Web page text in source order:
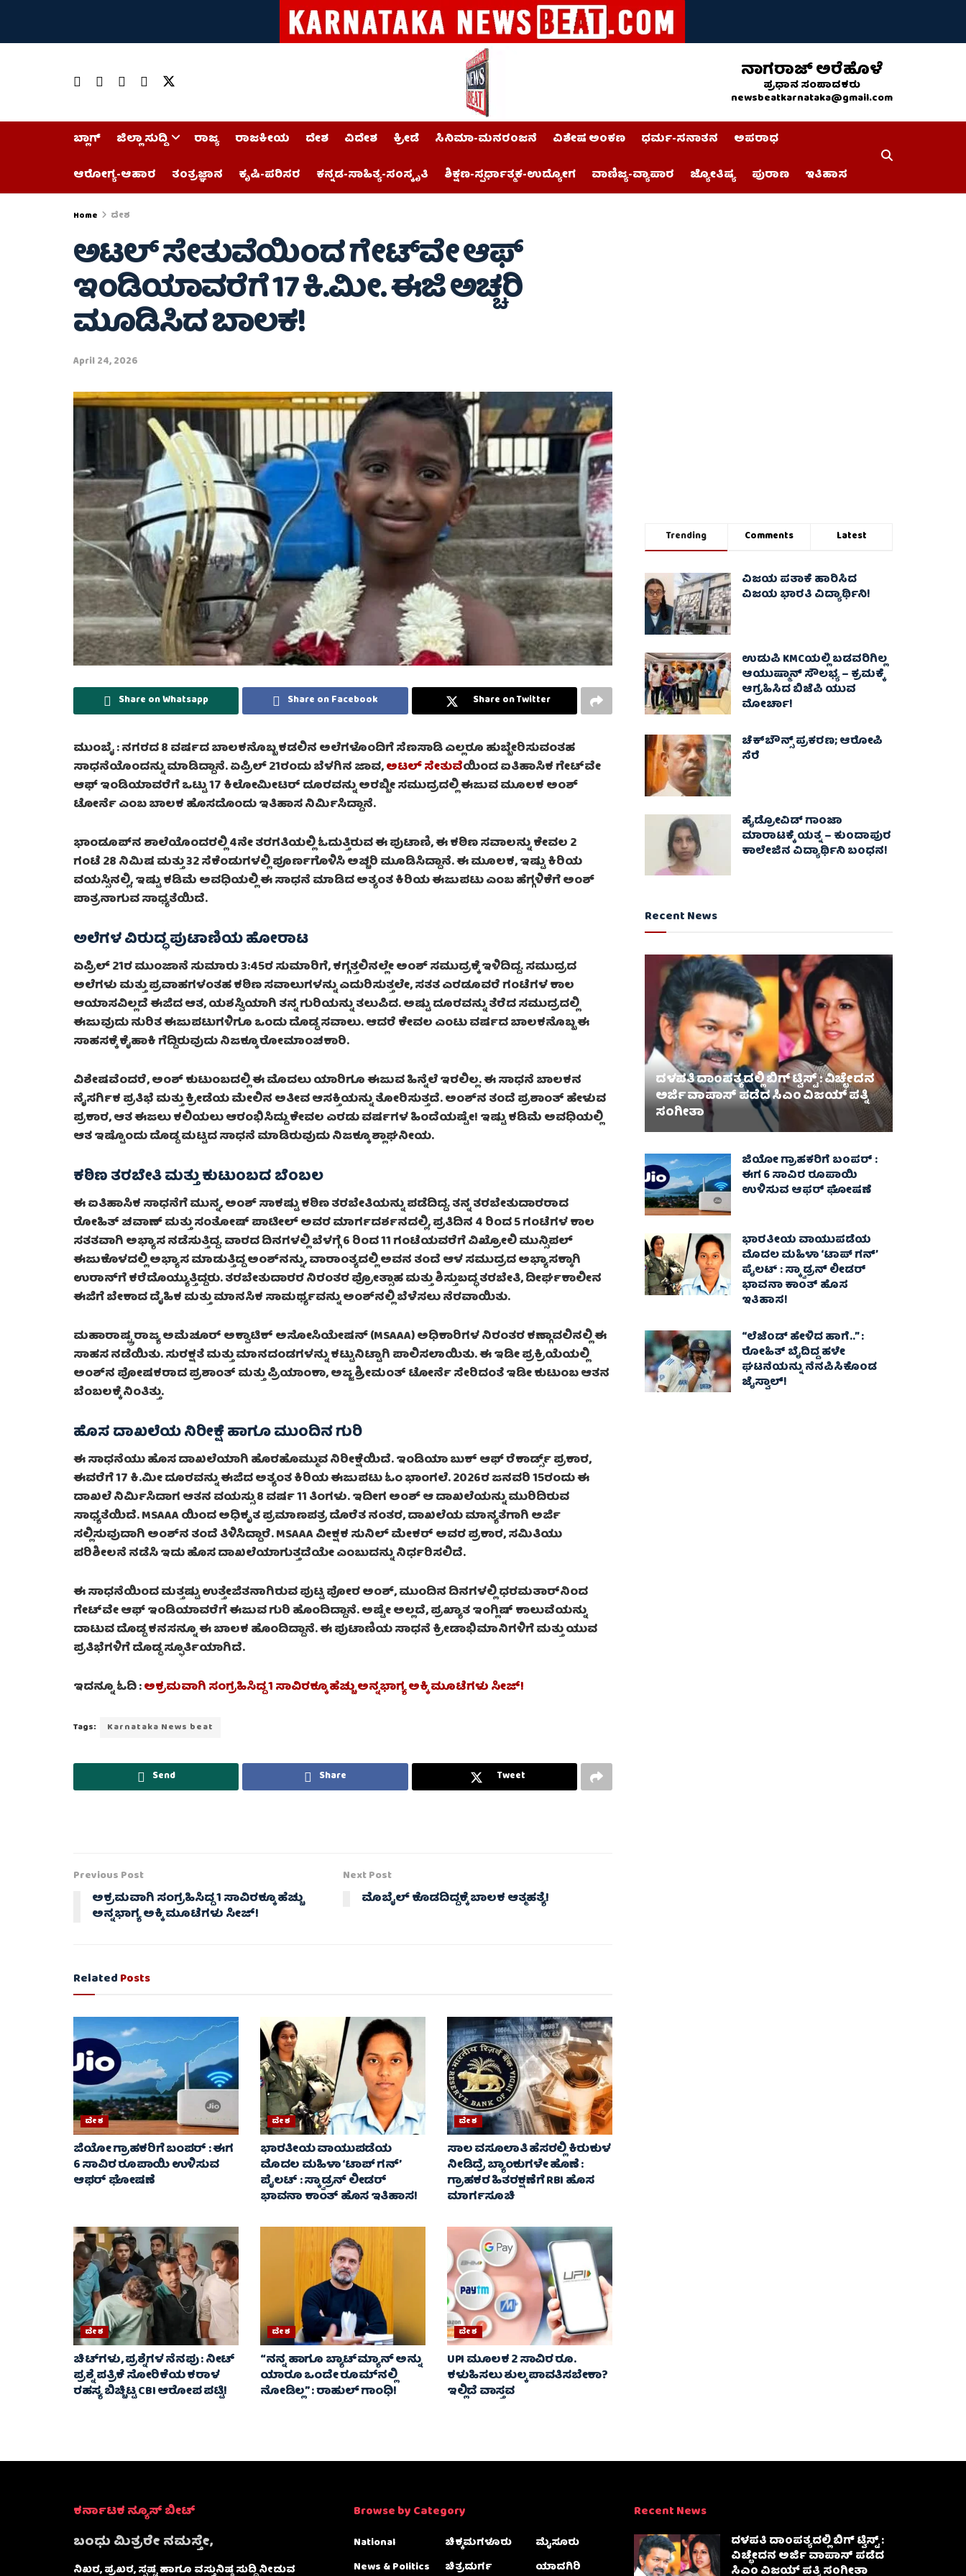
ನಾಗರಾಜ್ ಅರೆಹೊಳೆ
ಪ್ರಧಾನ ಸಂಪಾದಕರು
newsbeatkarnataka@gmail.com
ಬ್ಲಾಗ್ ಜಿಲ್ಲಾ ಸುದ್ದಿ ರಾಜ್ಯ ರಾಜಕೀಯ ದೇಶ ವಿದೇಶ ಕ್ರೀಡೆ ಸಿನಿಮಾ-ಮನರಂಜನೆ ವಿಶೇಷ ಅಂಕಣ ಧರ್ಮ-ಸನಾತನ
ಅಪರಾಧ
ಆರೋಗ್ಯ-ಆಹಾರ
ತಂತ್ರಜ್ಞಾನ ಕೃಷಿ-ಪರಿಸರ ಕನ್ನಡ-ಸಾಹಿತ್ಯ-ಸಂಸ್ಕೃತಿ ಶಿಕ್ಷಣ-ಸ್ಪರ್ಧಾತ್ಮಕ-ಉದ್ಯೋಗ ವಾಣಿಜ್ಯ-ವ್ಯಾಪಾರ ಜ್ಯೋತಿಷ್ಯ ಪುರಾಣ ಇತಿಹಾಸ
Home ದೇಶ
ಅಟಲ್ ಸೇತುವೆಯಿಂದ ಗೇಟ್‌ವೇ ಆಫ್
ಇಂಡಿಯಾವರೆಗೆ 17 ಕಿ.ಮೀ. ಈಜಿ ಅಚ್ಚರಿ
ಮೂಡಿಸಿದ ಬಾಲಕ!
April 24, 2026
Share on Whatsapp Share on Facebook Share on Twitter
ಮುಂಬೈ :ನಗರದ 8 ವರ್ಷದ ಬಾಲಕನೊಬ್ಬ ಕಡಲಿನ ಅಲೆಗಳೊಂದಿಗೆ ಸೆಣಸಾಡಿ ಎಲ್ಲರೂ ಹುಬ್ಬೇರಿಸುವಂತಹ
ಸಾಧನೆಯೊಂದನ್ನು ಮಾಡಿದ್ದಾನೆ. ಏಪ್ರಿಲ್ 21ರಂದು ಬೆಳಗಿನ ಜಾವ,ಅಟಲ್ ಸೇತುವೆಯಿಂದ ಐತಿಹಾಸಿಕ ಗೇಟ್‌ವೇ
ಆಫ್ ಇಂಡಿಯಾವರೆಗೆ ಒಟ್ಟು 17 ಕಿಲೋಮೀಟರ್ ದೂರವನ್ನು ಅರಬ್ಬೀ ಸಮುದ್ರದಲ್ಲಿ ಈಜುವ ಮೂಲಕ ಅಂಶ್
ಟೋರ್ನೆ ಎಂಬ ಬಾಲಕ ಹೊಸದೊಂದು ಇತಿಹಾಸ ನಿರ್ಮಿಸಿದ್ದಾನೆ.
ಭಾಂಡೂಪ್‌ನ ಶಾಲೆಯೊಂದರಲ್ಲಿ 4ನೇ ತರಗತಿಯಲ್ಲಿ ಓದುತ್ತಿರುವ ಈ ಪುಟಾಣಿ, ಈ ಕಠಿಣ ಸವಾಲನ್ನು ಕೇವಲ 2
ಗಂಟೆ 28 ನಿಮಿಷ ಮತ್ತು 32 ಸೆಕೆಂಡುಗಳಲ್ಲಿ ಪೂರ್ಣಗೊಳಿಸಿ ಅಚ್ಚರಿ ಮೂಡಿಸಿದ್ದಾನೆ. ಈ ಮೂಲಕ, ಇಷ್ಟು ಕಿರಿಯ
ವಯಸ್ಸಿನಲ್ಲಿ, ಇಷ್ಟು ಕಡಿಮೆ ಅವಧಿಯಲ್ಲಿ ಈ ಸಾಧನೆ ಮಾಡಿದ ಅತ್ಯಂತ ಕಿರಿಯ ಈಜುಪಟು ಎಂಬ ಹೆಗ್ಗಳಿಕೆಗೆ ಅಂಶ್
ಪಾತ್ರನಾಗುವ ಸಾಧ್ಯತೆಯಿದೆ.
ಅಲೆಗಳ ವಿರುದ್ಧ ಪುಟಾಣಿಯ ಹೋರಾಟ
ಏಪ್ರಿಲ್ 21ರ ಮುಂಜಾನೆ ಸುಮಾರು 3:45ರ ಸುಮಾರಿಗೆ, ಕಗ್ಗತ್ತಲಿನಲ್ಲೇ ಅಂಶ್ ಸಮುದ್ರಕ್ಕೆ ಇಳಿದಿದ್ದ. ಸಮುದ್ರದ
ಅಲೆಗಳು ಮತ್ತು ಪ್ರವಾಹಗಳಂತಹ ಕಠಿಣ ಸವಾಲುಗಳನ್ನು ಎದುರಿಸುತ್ತಲೇ, ಸತತ ಎರಡೂವರೆ ಗಂಟೆಗಳ ಕಾಲ
ಆಯಾಸವಿಲ್ಲದೆ ಈಜಿದ ಆತ, ಯಶಸ್ವಿಯಾಗಿ ತನ್ನ ಗುರಿಯನ್ನು ತಲುಪಿದ. ಅಷ್ಟು ದೂರವನ್ನು ತೆರೆದ ಸಮುದ್ರದಲ್ಲಿ
ಈಜುವುದು ನುರಿತ ಈಜುಪಟುಗಳಿಗೂ ಒಂದು ದೊಡ್ಡ ಸವಾಲು. ಆದರೆ ಕೇವಲ ಎಂಟು ವರ್ಷದ ಬಾಲಕನೊಬ್ಬ ಈ
ಸಾಹಸಕ್ಕೆ ಕೈಹಾಕಿ ಗೆದ್ದಿರುವುದು ನಿಜಕ್ಕೂ ರೋಮಾಂಚಕಾರಿ.
ವಿಶೇಷವೆಂದರೆ, ಅಂಶ್ ಕುಟುಂಬದಲ್ಲಿ ಈ ಮೊದಲು ಯಾರಿಗೂ ಈಜುವ ಹಿನ್ನೆಲೆ ಇರಲಿಲ್ಲ. ಈ ಸಾಧನೆ ಬಾಲಕನ
ನೈಸರ್ಗಿಕ ಪ್ರತಿಭೆ ಮತ್ತು ಕ್ರೀಡೆಯ ಮೇಲಿನ ಅತೀವ ಆಸಕ್ತಿಯನ್ನು ತೋರಿಸುತ್ತದೆ. ಅಂಶ್‌ನ ತಂದೆ ಪ್ರಶಾಂತ್ ಹೇಳುವ
ಪ್ರಕಾರ, ಆತ ಈಜಲು ಕಲಿಯಲು ಆರಂಭಿಸಿದ್ದು ಕೇವಲ ಎರಡು ವರ್ಷಗಳ ಹಿಂದೆಯಷ್ಟೇ! ಇಷ್ಟು ಕಡಿಮೆ ಅವಧಿಯಲ್ಲಿ
ಆತ ಇಷ್ಟೊಂದು ದೊಡ್ಡ ಮಟ್ಟದ ಸಾಧನೆ ಮಾಡಿರುವುದು ನಿಜಕ್ಕೂ ಶ್ಲಾಘನೀಯ.
ಕಠಿಣ ತರಬೇತಿ ಮತ್ತು ಕುಟುಂಬದ ಬೆಂಬಲ
ಈ ಐತಿಹಾಸಿಕ ಸಾಧನೆಗೆ ಮುನ್ನ, ಅಂಶ್ ಸಾಕಷ್ಟು ಕಠಿಣ ತರಬೇತಿಯನ್ನು ಪಡೆದಿದ್ದ. ತನ್ನ ತರಬೇತುದಾರರಾದ
ರೋಹಿತ್ ಚವಾಣ್ ಮತ್ತು ಸಂತೋಷ್ ಪಾಟೀಲ್ ಅವರ ಮಾರ್ಗದರ್ಶನದಲ್ಲಿ, ಪ್ರತಿದಿನ 4 ರಿಂದ 5 ಗಂಟೆಗಳ ಕಾಲ
ಸತತವಾಗಿ ಅಭ್ಯಾಸ ನಡೆಸುತ್ತಿದ್ದ. ವಾರದ ದಿನಗಳಲ್ಲಿ ಬೆಳಗ್ಗೆ 6 ರಿಂದ 11 ಗಂಟೆಯವರೆಗೆ ವಿಖ್ರೋಲಿ ಮುನ್ಸಿಪಲ್
ಈಜುಕೊಳದಲ್ಲಿ ಅಭ್ಯಾಸ ಮಾಡುತ್ತಿದ್ದ ಅಂಶ್‌ನನ್ನು, ವಾರಾಂತ್ಯದಲ್ಲಿ ಅವನ ತಂದೆ ಆಳ ಸಮುದ್ರದ ಅಭ್ಯಾಸಕ್ಕಾಗಿ
ಉರಾನ್‌ಗೆ ಕರೆದೊಯ್ಯುತ್ತಿದ್ದರು. ತರಬೇತುದಾರರ ನಿರಂತರ ಪ್ರೋತ್ಸಾಹ ಮತ್ತು ಶಿಸ್ತುಬದ್ಧ ತರಬೇತಿ, ದೀರ್ಘಕಾಲೀನ
ಈಜಿಗೆ ಬೇಕಾದ ದೈಹಿಕ ಮತ್ತು ಮಾನಸಿಕ ಸಾಮರ್ಥ್ಯವನ್ನು ಅಂಶ್‌ನಲ್ಲಿ ಬೆಳೆಸಲು ನೆರವಾಯಿತು.
ಮಹಾರಾಷ್ಟ್ರ ರಾಜ್ಯ ಅಮೆಚೂರ್ ಅಕ್ವಾಟಿಕ್ ಅಸೋಸಿಯೇಷನ್ (MSAAA) ಅಧಿಕಾರಿಗಳ ನಿರಂತರ ಕಣ್ಗಾವಲಿನಲ್ಲಿ ಈ
ಸಾಹಸ ನಡೆಯಿತು. ಸುರಕ್ಷತೆ ಮತ್ತು ಮಾನದಂಡಗಳನ್ನು ಕಟ್ಟುನಿಟ್ಟಾಗಿ ಪಾಲಿಸಲಾಯಿತು. ಈ ಇಡೀ ಪ್ರಕ್ರಿಯೆಯಲ್ಲಿ
ಅಂಶ್‌ನ ಪೋಷಕರಾದ ಪ್ರಶಾಂತ್ ಮತ್ತು ಪ್ರಿಯಾಂಕಾ, ಅಜ್ಜ ಶ್ರೀಮಂತ್ ಟೋರ್ನೆ ಸೇರಿದಂತೆ ಇಡೀ ಕುಟುಂಬ ಆತನ
ಬೆಂಬಲಕ್ಕೆ ನಿಂತಿತ್ತು.
ಹೊಸ ದಾಖಲೆಯ ನಿರೀಕ್ಷೆ ಹಾಗೂ ಮುಂದಿನ ಗುರಿ
ಈ ಸಾಧನೆಯು ಹೊಸ ದಾಖಲೆಯಾಗಿ ಹೊರಹೊಮ್ಮುವ ನಿರೀಕ್ಷೆಯಿದೆ. ಇಂಡಿಯಾ ಬುಕ್ ಆಫ್ ರೆಕಾರ್ಡ್ಸ್ ಪ್ರಕಾರ,
ಈವರೆಗೆ 17 ಕಿ.ಮೀ ದೂರವನ್ನು ಈಜಿದ ಅತ್ಯಂತ ಕಿರಿಯ ಈಜುಪಟು ಓಂ ಭಾಂಗಲೆ. 2026ರ ಜನವರಿ 15ರಂದು ಈ
ದಾಖಲೆ ನಿರ್ಮಿಸಿದಾಗ ಆತನ ವಯಸ್ಸು 8 ವರ್ಷ 11 ತಿಂಗಳು. ಇದೀಗ ಅಂಶ್ ಆ ದಾಖಲೆಯನ್ನು ಮುರಿದಿರುವ
ಸಾಧ್ಯತೆಯಿದೆ. MSAAA ಯಿಂದ ಅಧಿಕೃತ ಪ್ರಮಾಣಪತ್ರ ದೊರೆತ ನಂತರ, ದಾಖಲೆಯ ಮಾನ್ಯತೆಗಾಗಿ ಅರ್ಜಿ
ಸಲ್ಲಿಸುವುದಾಗಿ ಅಂಶ್‌ನ ತಂದೆ ತಿಳಿಸಿದ್ದಾರೆ. MSAAA ವೀಕ್ಷಕ ಸುನಿಲ್ ಮೇಕರ್ ಅವರ ಪ್ರಕಾರ, ಸಮಿತಿಯು
ಪರಿಶೀಲನೆ ನಡೆಸಿ ಇದು ಹೊಸ ದಾಖಲೆಯಾಗುತ್ತದೆಯೇ ಎಂಬುದನ್ನು ನಿರ್ಧರಿಸಲಿದೆ.
ಈ ಸಾಧನೆಯಿಂದ ಮತ್ತಷ್ಟು ಉತ್ತೇಜಿತನಾಗಿರುವ ಪುಟ್ಟ ಪೋರ ಅಂಶ್, ಮುಂದಿನ ದಿನಗಳಲ್ಲಿ ಧರಮತಾರ್‌ನಿಂದ
ಗೇಟ್‌ವೇ ಆಫ್ ಇಂಡಿಯಾವರೆಗೆ ಈಜುವ ಗುರಿ ಹೊಂದಿದ್ದಾನೆ. ಅಷ್ಟೇ ಅಲ್ಲದೆ, ಪ್ರಖ್ಯಾತ ಇಂಗ್ಲಿಷ್ ಕಾಲುವೆಯನ್ನು
ದಾಟುವ ದೊಡ್ಡ ಕನಸನ್ನೂ ಈ ಬಾಲಕ ಹೊಂದಿದ್ದಾನೆ. ಈ ಪುಟಾಣಿಯ ಸಾಧನೆ ಕ್ರೀಡಾಭಿಮಾನಿಗಳಿಗೆ ಮತ್ತು ಯುವ
ಪ್ರತಿಭೆಗಳಿಗೆ ದೊಡ್ಡ ಸ್ಫೂರ್ತಿಯಾಗಿದೆ.
ಇದನ್ನೂ ಓದಿ :ಅಕ್ರಮವಾಗಿ ಸಂಗ್ರಹಿಸಿದ್ದ 1 ಸಾವಿರಕ್ಕೂ ಹೆಚ್ಚು ಅನ್ನಭಾಗ್ಯ ಅಕ್ಕಿ ಮೂಟೆಗಳು ಸೀಜ್!
Tags: Karnataka News beat
Send Share Tweet
Previous Post
ಅಕ್ರಮವಾಗಿ ಸಂಗ್ರಹಿಸಿದ್ದ 1 ಸಾವಿರಕ್ಕೂ ಹೆಚ್ಚು
ಅನ್ನಭಾಗ್ಯ ಅಕ್ಕಿ ಮೂಟೆಗಳು ಸೀಜ್!
Next Post
ಮೊಬೈಲ್ ಕೊಡದಿದ್ದಕ್ಕೆ ಬಾಲಕ ಆತ್ಮಹತ್ಯೆ!
RelatedPosts
ದೇಶ
ಜಿಯೋ ಗ್ರಾಹಕರಿಗೆ ಬಂಪರ್ : ಈಗ
6 ಸಾವಿರ ರೂಪಾಯಿ ಉಳಿಸುವ
ಆಫರ್ ಘೋಷಣೆ
ದೇಶ
ಭಾರತೀಯ ವಾಯುಪಡೆಯ
ಮೊದಲ ಮಹಿಳಾ ‘ಟಾಪ್ ಗನ್’
ಪೈಲಟ್ : ಸ್ಕ್ವಾಡ್ರನ್ ಲೀಡರ್
ಭಾವನಾ ಕಾಂತ್ ಹೊಸ ಇತಿಹಾಸ!
ದೇಶ
ಸಾಲ ವಸೂಲಾತಿ ಹೆಸರಲ್ಲಿ ಕಿರುಕುಳ
ನೀಡಿದ್ರೆ ಬ್ಯಾಂಕುಗಳೇ ಹೊಣೆ :
ಗ್ರಾಹಕರ ಹಿತರಕ್ಷಣೆಗೆ RBI ಹೊಸ
ಮಾರ್ಗಸೂಚಿ
ದೇಶ
ಚಿಟ್‌ಗಳು, ಪ್ರಶ್ನೆಗಳ ನೆನಪು : ನೀಟ್
ಪ್ರಶ್ನೆ ಪತ್ರಿಕೆ ಸೋರಿಕೆಯ ಕರಾಳ
ರಹಸ್ಯ ಬಿಚ್ಚಿಟ್ಟ CBI ಆರೋಪ ಪಟ್ಟಿ!
ದೇಶ
“ನನ್ನ ಹಾಗೂ ಬ್ಯಾಟ್‌ಮ್ಯಾನ್ ಅನ್ನು
ಯಾರೂ ಒಂದೇ ರೂಮ್‌ನಲ್ಲಿ
ನೋಡಿಲ್ಲ” : ರಾಹುಲ್ ಗಾಂಧಿ!
ದೇಶ
UPI ಮೂಲಕ 2 ಸಾವಿರ ರೂ.
ಕಳುಹಿಸಲು ಶುಲ್ಕ ಪಾವತಿಸಬೇಕಾ?
ಇಲ್ಲಿದೆ ವಾಸ್ತವ
Trending Comments Latest
ವಿಜಯ ಪತಾಕೆ ಹಾರಿಸಿದ
ವಿಜಯ ಭಾರತಿ ವಿದ್ಯಾರ್ಥಿನಿ!
ಉಡುಪಿ KMCಯಲ್ಲಿ ಬಡವರಿಗಿಲ್ಲ
ಆಯುಷ್ಮಾನ್ ಸೌಲಭ್ಯ – ಕ್ರಮಕ್ಕೆ
ಆಗ್ರಹಿಸಿದ ಬಿಜೆಪಿ ಯುವ
ಮೋರ್ಚಾ!
ಚೆಕ್​ಬೌನ್ಸ್​ ಪ್ರಕರಣ; ಆರೋಪಿ
ಸೆರೆ
ಹೈಡ್ರೋವಿಡ್ ಗಾಂಜಾ
ಮಾರಾಟಕ್ಕೆ ಯತ್ನ – ಕುಂದಾಪುರ
ಕಾಲೇಜಿನ ವಿದ್ಯಾರ್ಥಿನಿ ಬಂಧನ!
Recent News
ದಳಪತಿ ದಾಂಪತ್ಯದಲ್ಲಿ ಬಿಗ್ ಟ್ವಿಸ್ಟ್ : ವಿಚ್ಛೇದನ
ಅರ್ಜಿ ವಾಪಾಸ್‌ ಪಡೆದ ಸಿಎಂ ವಿಜಯ್ ಪತ್ನಿ
ಸಂಗೀತಾ‌
ಜಿಯೋ ಗ್ರಾಹಕರಿಗೆ ಬಂಪರ್ :
ಈಗ 6 ಸಾವಿರ ರೂಪಾಯಿ
ಉಳಿಸುವ ಆಫರ್ ಘೋಷಣೆ
ಭಾರತೀಯ ವಾಯುಪಡೆಯ
ಮೊದಲ ಮಹಿಳಾ ‘ಟಾಪ್ ಗನ್’
ಪೈಲಟ್ : ಸ್ಕ್ವಾಡ್ರನ್ ಲೀಡರ್
ಭಾವನಾ ಕಾಂತ್ ಹೊಸ
ಇತಿಹಾಸ!
“ಲೆಜೆಂಡ್ ಹೇಳಿದ ಹಾಗೆ..” :
ರೋಹಿತ್ ಬೈದಿದ್ದ ಹಳೇ
ಘಟನೆಯನ್ನು ನೆನಪಿಸಿಕೊಂಡ
ಜೈಸ್ವಾಲ್!
ಕರ್ನಾಟಕ ನ್ಯೂಸ್ ಬೀಟ್
ಬಂಧು ಮಿತ್ರರೇ ನಮಸ್ತೇ,
ನಿಖರ, ಪ್ರಖರ, ಸ್ಪಷ್ಟ ಹಾಗೂ ವಸ್ತುನಿಷ್ಠ ಸುದ್ದಿ ನೀಡುವ
Browse by Category
National
News & Politics
ಚಿಕ್ಕಮಗಳೂರು
ಚಿತ್ರದುರ್ಗ
ಮೈಸೂರು
ಯಾದಗಿರಿ
Recent News
ದಳಪತಿ ದಾಂಪತ್ಯದಲ್ಲಿ ಬಿಗ್ ಟ್ವಿಸ್ಟ್ :
ವಿಚ್ಛೇದನ ಅರ್ಜಿ ವಾಪಾಸ್‌ ಪಡೆದ
ಸಿಎಂ ವಿಜಯ್ ಪತ್ನಿ ಸಂಗೀತಾ‌